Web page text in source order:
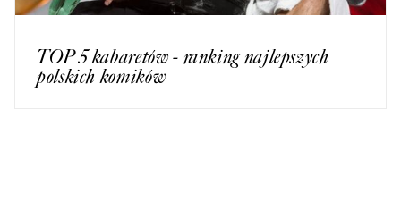
TOP 5 kabaretów - ranking najlepszych
polskich komików